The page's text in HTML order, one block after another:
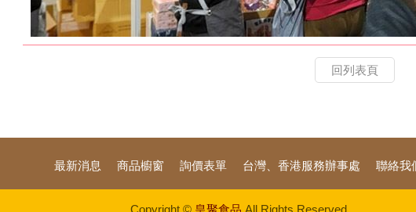
回列表頁
最新消息 商品櫥窗 詢價表單 台灣、香港服務辦事處 聯絡我
Copyright © 皇聚食品 All Rights Reserved.